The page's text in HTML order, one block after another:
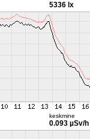
5336 lx
keskmine
0.093 µSv/h